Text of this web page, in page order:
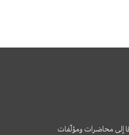
إلى محاضرات ومؤلّفات